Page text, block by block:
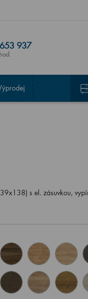
937
s el. zásuvkou,